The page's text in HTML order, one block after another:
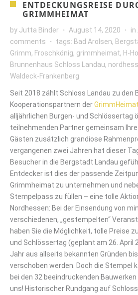
ENTDECKUNGSREISE
GRIMMHEIMAT
by Jutta Binder August 14, 2020 in
comments
tags: Bad Arolsen,
Grimm, Froschkönig, grimmheimat, H-
Brunnenhaus Schloss Landau,
Waldeck-Frankenberg
Seit 2018 zählt Schloss Landau zu den
Kooperationspartnern der
alljährlichen Burgen- und Schlössertag
teilnehmenden Partner gemeinsam
Gästen zusätzlich grandiose
vergangenen zwei Jahren hat dieser
Besucher in die Bergstadt Landau
Entdecker ist dies der passende
Grimmheimat zu unternehmen und
Stempelpass zu füllen – eine tolle
Nordhessen: Bei der Einsendung von
verschiedenen, „gestempelten“
haben Sie die Möglichkeit, tolle Preise
und Schlössertag (geplant am 26. April
Jahr aus allseits bekannten Gründen
verschoben werden. Doch die Stempel
bei den 32 beeindruckenden
uns! Historischer Rundgang auf